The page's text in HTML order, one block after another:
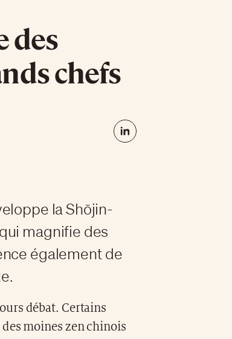
des
chefs
la Shōjin-
magnifie des
également de
débat. Certains
moines zen chinois